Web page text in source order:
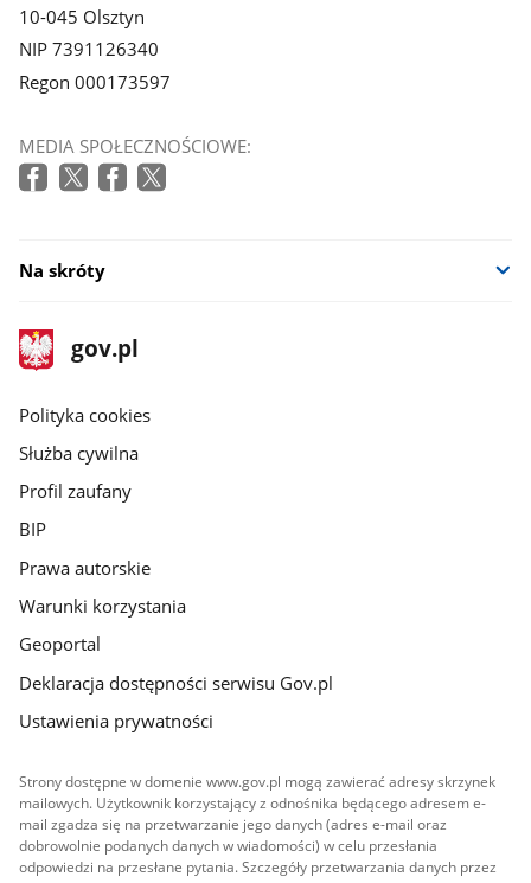
10-045 Olsztyn
NIP 7391126340
Regon 000173597
MEDIA SPOŁECZNOŚCIOWE:
Na skróty
stopka
gov.pl
Strona
gov.pl
gov.pl
Polityka cookies
Służba cywilna
Profil zaufany
BIP
Prawa autorskie
Warunki korzystania
Geoportal
Deklaracja dostępności serwisu Gov.pl
Ustawienia prywatności
Strony dostępne w domenie www.gov.pl mogą zawierać adresy skrzynek
mailowych. Użytkownik korzystający z odnośnika będącego adresem e-
mail zgadza się na przetwarzanie jego danych (adres e-mail oraz
dobrowolnie podanych danych w wiadomości) w celu przesłania
odpowiedzi na przesłane pytania. Szczegóły przetwarzania danych przez